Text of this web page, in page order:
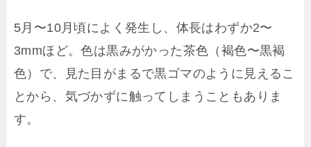
5月〜10月頃によく発生し、体長はわずか2〜
3mmほど。色は黒みがかった茶色（褐色〜黒褐
色）で、見た目がまるで黒ゴマのように見えるこ
とから、気づかずに触ってしまうこともありま
す。